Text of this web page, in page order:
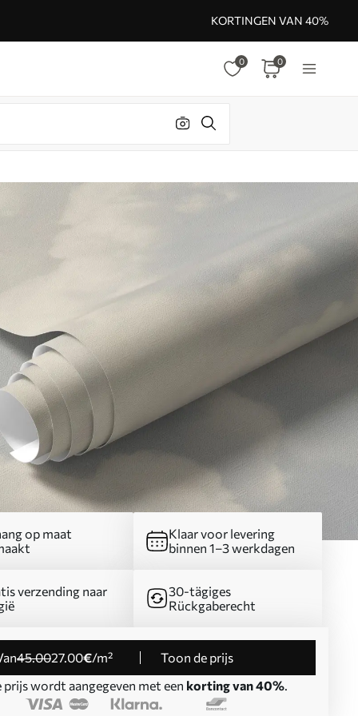
KORTINGEN VAN 40%
0 0
op maat
Klaar voor levering
binnen 1–3 werkdagen
verzending naar
30-tägiges
Rückgaberecht
Van45.0027.00€/m²
Toon de prijs
prijs wordt aangegeven met een korting van 40%.